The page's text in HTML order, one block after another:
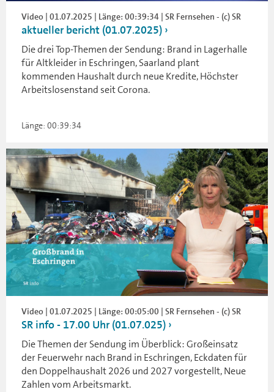
Video | 01.07.2025 | Länge: 00:39:34 | SR Fernsehen - (c) SR
aktueller bericht (01.07.2025)
Die drei Top-Themen der Sendung: Brand in Lagerhalle
für Altkleider in Eschringen, Saarland plant
kommenden Haushalt durch neue Kredite, Höchster
Arbeitslosenstand seit Corona.
Länge: 00:39:34
Video | 01.07.2025 | Länge: 00:05:00 | SR Fernsehen - (c) SR
SR info - 17.00 Uhr (01.07.025)
Die Themen der Sendung im Überblick: Großeinsatz
der Feuerwehr nach Brand in Eschringen, Eckdaten für
den Doppelhaushalt 2026 und 2027 vorgestellt, Neue
Zahlen vom Arbeitsmarkt.